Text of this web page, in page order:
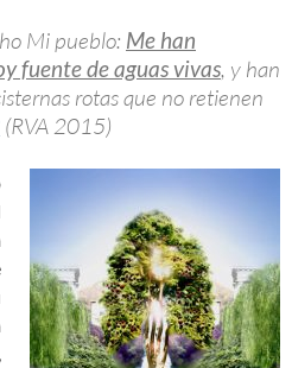
Mi pueblo: Me han
fuente de aguas vivas, y han
rotas que no retienen
(RVA 2015)